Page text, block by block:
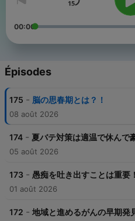
00:00
Épisodes
175 - 脳の思春期とは？！
08 août 2026
174 - 夏バテ対策は適温で休んで
05 août 2026
173 - 愚痴を吐き出すことは重要
01 août 2026
172 - 地域と進めるがんの早期発